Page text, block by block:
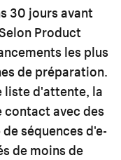
30 jours avant
Product
les plus
de préparation.
liste d'attente, la
contact avec des
séquences d'e-
de moins de